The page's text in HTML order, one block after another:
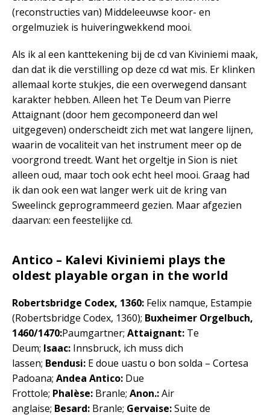
(reconstructies van) Middeleeuwse koor- en
orgelmuziek is huiveringwekkend mooi.
Als ik al een kanttekening bij de cd van Kiviniemi maak,
dan dat ik die verstilling op deze cd wat mis. Er klinken
allemaal korte stukjes, die een overwegend dansant
karakter hebben. Alleen het Te Deum van Pierre
Attaignant (door hem gecomponeerd dan wel
uitgegeven) onderscheidt zich met wat langere lijnen,
waarin de vocaliteit van het instrument meer op de
voorgrond treedt. Want het orgeltje in Sion is niet
alleen oud, maar toch ook echt heel mooi. Graag had
ik dan ook een wat langer werk uit de kring van
Sweelinck geprogrammeerd gezien. Maar afgezien
daarvan: een feestelijke cd.
Antico – Kalevi Kiviniemi plays the
oldest playable organ in the world
Robertsbridge Codex, 1360: Felix namque, Estampie
(Robertsbridge Codex, 1360); Buxheimer Orgelbuch,
1460/1470:Paumgartner; Attaignant: Te
Deum; Isaac: Innsbruck, ich muss dich
lassen; Bendusi: E doue uastu o bon solda – Cortesa
Padoana; Andea Antico: Due
Frottole; Phalèse: Branle; Anon.:Air
anglaise; Besard: Branle; Gervaise:Suite de